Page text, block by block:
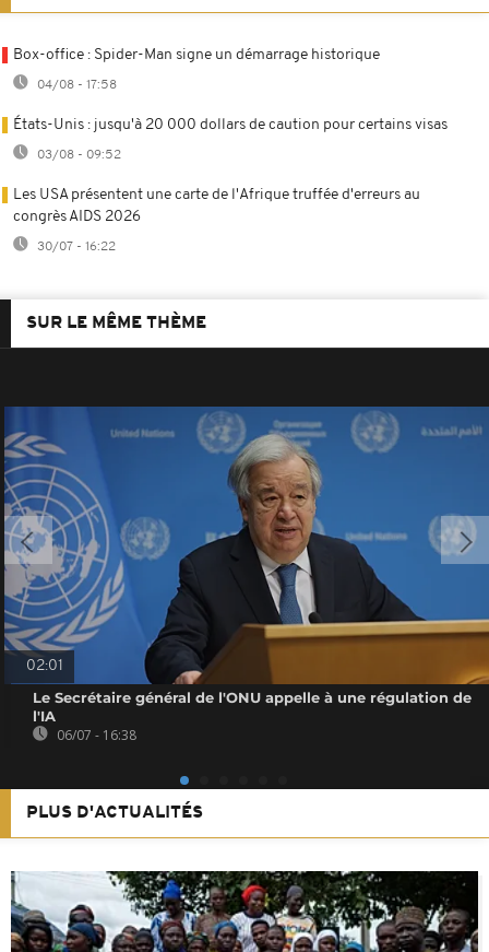
Box-office : Spider-Man signe un démarrage historique
04/08 - 17:58
États-Unis : jusqu'à 20 000 dollars de caution pour certains visas
03/08 - 09:52
Les USA présentent une carte de l'Afrique truffée d'erreurs au
congrès AIDS 2026
30/07 - 16:22
SUR LE MÊME THÈME
02:01
Le Secrétaire général de l'ONU appelle à une régulation de
l'IA
06/07 - 16:38
PLUS D'ACTUALITÉS